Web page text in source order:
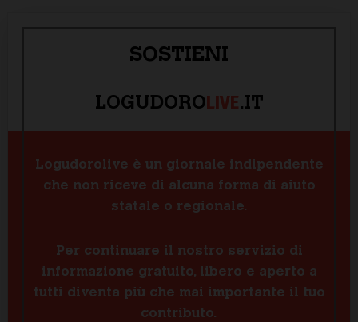
SOSTIENI
LOGUDOROLIVE.IT
Logudorolive è un giornale indipendente
che non riceve di alcuna forma di aiuto
statale o regionale.
Per continuare il nostro servizio di
informazione gratuito, libero e aperto a
tutti diventa più che mai importante il tuo
contributo.